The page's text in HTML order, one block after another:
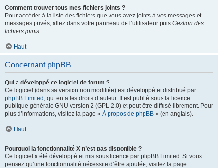
Comment trouver tous mes fichiers joints ?
Pour accéder à la liste des fichiers que vous avez joints à vos messages et
messages privés, allez dans votre panneau de l’utilisateur puis Gestion des
fichiers joints.
Haut
Concernant phpBB
Qui a développé ce logiciel de forum ?
Ce logiciel (dans sa version non modifiée) est développé et distribué par
phpBB Limited , qui en a les droits d’auteur. Il est publié sous la licence
publique générale GNU version 2 (GPL-2.0) et peut être diffusé librement. Pour
plus d’informations, visitez la page « À propos de phpBB » (en anglais).
Haut
Pourquoi la fonctionnalité X n’est pas disponible ?
Ce logiciel a été développé et mis sous licence par phpBB Limited. Si vous
pensez qu’une fonctionnalité nécessite d’être ajoutée, visitez la page